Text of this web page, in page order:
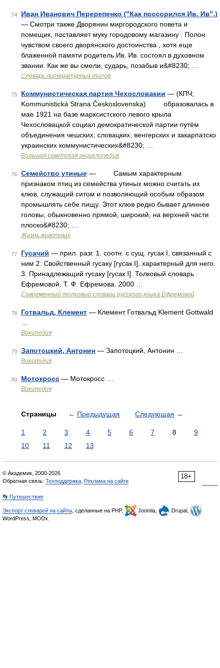
74
Иван Иванович Перерепенко ("Как поссорился Ив. Ив".)
— Смотри также Дворянин миргородского повета и
помещик, поставляет муку городовому магазину . Полон
чувством своего дворянского достоинства , хотя еще
блаженной памяти родитель Ив. Ив. состоял в духовном
звании. Как же вы смели, сударь, позабыв и&#8230; …
Словарь литературных типов
75 Коммунистическая партия Чехословакии — (КПЧ;
Kommunistická Strana Československa) образовалась в
мае 1921 на базе марксистского левого крыла
Чехословацкой социал демократической партии путём
объединения чешских, словацких, венгерских и закарпатско
украинских коммунистических&#8230; …
Большая советская энциклопедия
76 Семейство утиные — Самым характерным
признаком птиц из семейства утиных можно считать их
клюв, служащий ситом и позволяющий особым образом
промышлять себе пищу. Этот клюв редко бывает длиннее
головы, обыкновенно прямой, широкий, на верхней части
плоско&#8230; …
Жизнь животных
77 Гусачий — прил. разг. 1. соотн. с сущ. гусак I, связанный с
ним 2. Свойственный гусаку [гусак I], характерный для него.
3. Принадлежащий гусаку [гусак I]. Толковый словарь
Ефремовой. Т. Ф. Ефремова. 2000 …
Современный толковый словарь русского языка Ефремовой
78 Готвальд, Клемент — Клемент Готвальд Klement Gottwald
Википедия
79 Запотоцкий, Антонин — Запотоцкий, Антонин …
Википедия
80 Мотокросс — Мотокросс …
Википедия
Страницы ← Предыдущая Следующая →
1 2 3 4 5 6 7 8
9
10
11 12 13
18+
© Академик, 2000-2026
Обратная связь: Техподдержка Реклама на сайте
👣 Путешествия
Экспорт словарей на сайты , сделанные на PHP, Joomla,
Drupal,
WordPress, MODx.